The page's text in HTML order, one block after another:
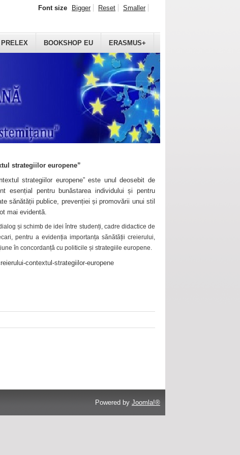
PRELEX BOOKSHOP EU ERASMUS+
Font size Bigger Reset Smaller
strategiilor europene”
strategiilor europene” este unul deosebit de
esențial pentru bunăstarea individului și pentru
sănătății publice, prevenției și promovării unui stil
mai evidentă.
și schimb de idei între studenți, cadre didactice de
pentru a evidenția importanța sănătății creierului,
în concordanță cu politicile și strategiile europene.
contextul-strategiilor-europene
Powered by Joomla!®